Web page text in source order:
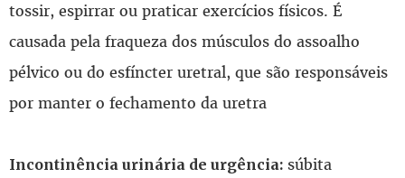
tossir, espirrar ou praticar exercícios físicos. É
causada pela fraqueza dos músculos do assoalho
pélvico ou do esfíncter uretral, que são responsáveis
por manter o fechamento da uretra
Incontinência urinária de urgência: súbita